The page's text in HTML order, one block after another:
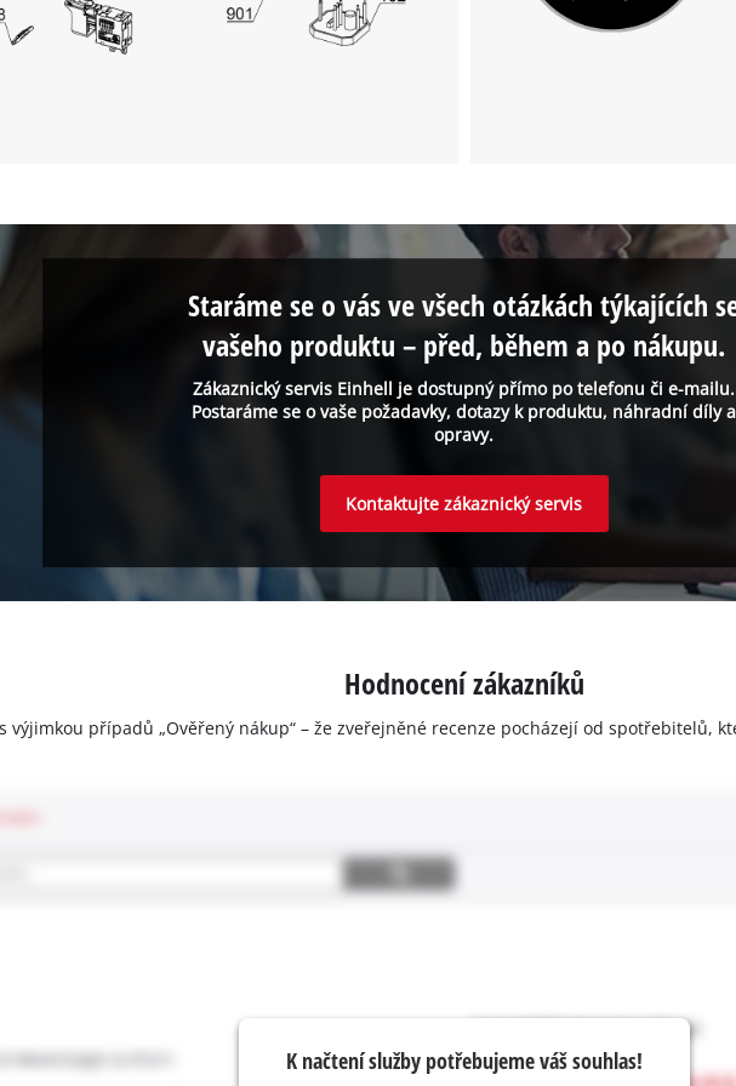
Zákaznický servis Einhell je dostupný přímo po telefonu či e-mailu.
Postaráme se o vaše požadavky, dotazy k produktu, náhradní díly a
opravy.
Staráme se o vás ve všech otázkách týkajících
vašeho produktu – před, během a po nákupu.
Kontaktujte zákaznický servis
Hodnocení zákazníků
výjimkou případů „Ověřený nákup“ – že zveřejněné recenze pocházejí od spotřebitelů,
K načtení služby potřebujeme váš souhlas!